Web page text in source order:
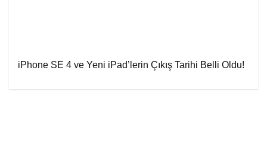
iPhone SE 4 ve Yeni iPad’lerin Çıkış Tarihi Belli Oldu!